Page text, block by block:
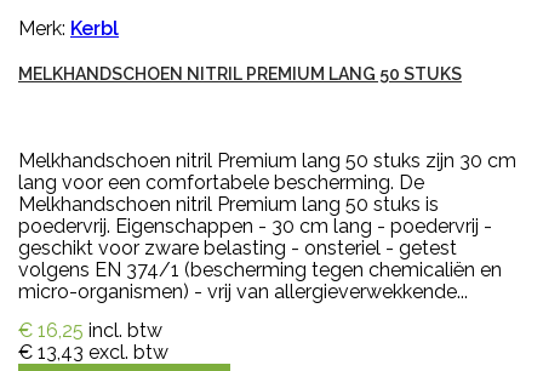
Merk: Kerbl
MELKHANDSCHOEN NITRIL PREMIUM LANG 50 STUKS
Melkhandschoen nitril Premium lang 50 stuks zijn 30 cm
lang voor een comfortabele bescherming. De
Melkhandschoen nitril Premium lang 50 stuks is
poedervrij. Eigenschappen - 30 cm lang - poedervrij -
geschikt voor zware belasting - onsteriel - getest
volgens EN 374/1 (bescherming tegen chemicaliën en
micro-organismen) - vrij van allergieverwekkende...
€ 16,25 incl. btw
€ 13,43 excl. btw